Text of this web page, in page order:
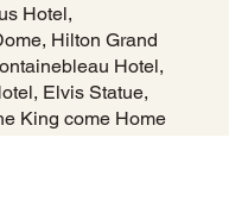
Hotel,
Hilton Grand
Hotel,
Elvis Statue,
King come Home